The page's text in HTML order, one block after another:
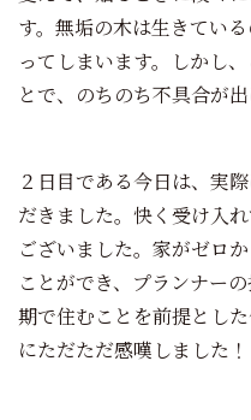
す。無垢の木は生きてい
ってしまいます。しかし
とで、のちのち不具合が
２日目である今日は、実
だきました。快く受け入
ございました。家がゼロ
ことができ、プランナー
期で住むことを前提とし
にただただ感嘆しました！